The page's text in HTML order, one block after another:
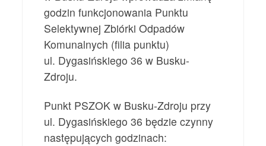
godzin funkcjonowania Punktu
Selektywnej Zbiórki Odpadów
Komunalnych (filia punktu)
ul. Dygasińskiego 36 w Busku-
Zdroju.
Punkt PSZOK w Busku-Zdroju przy
ul. Dygasińskiego 36 będzie czynny
następujących godzinach: